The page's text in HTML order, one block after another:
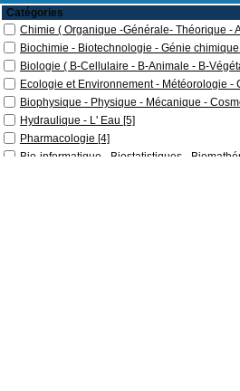
Catégories
Chimie ( Organique -Générale- Théorique -
Biochimie - Biotechnologie - Génie
Biologie ( B-Cellulaire - B-Animale - B-
Ecologie et Environnement - Météorologie -
Biophysique - Physique - Mécanique -
Hydraulique - L' Eau [5]
Pharmacologie [4]
Bio-informatique - Biostatistiques -